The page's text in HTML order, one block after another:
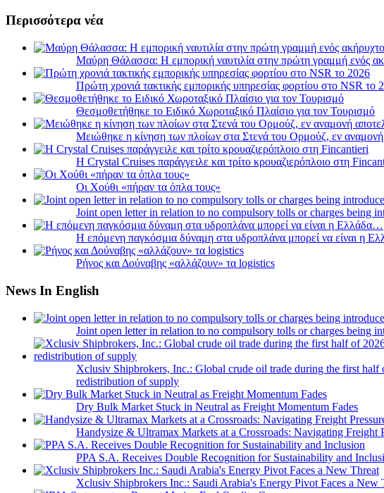
Περισσότερα νέα
Μαύρη Θάλασσα: Η εμπορική ναυτιλία στην πρώτη γραμμή ενός
Πρώτη χρονιά τακτικής εμπορικής υπηρεσίας φορτίου στο NSR το
Θεσμοθετήθηκε το Ειδικό Χωροταξικό Πλαίσιο για τον Τουρισμό
Μειώθηκε η κίνηση των πλοίων στα Στενά του Ορμούζ, εν
Η Crystal Cruises παράγγειλε και τρίτο κρουαζιερόπλοιο στη
Οι Χούθι «πήραν τα όπλα τους»
Joint open letter in relation to no compulsory tolls or charges being
Η επόμενη παγκόσμια δύναμη στα υδροπλάνα μπορεί να είναι η
Ρήνος και Δούναβης «αλλάζουν» τα logistics
News In English
Joint open letter in relation to no compulsory tolls or charges being
Xclusiv Shipbrokers, Inc.: Global crude oil trade during the first
redistribution of supply
Dry Bulk Market Stuck in Neutral as Freight Momentum Fades
Handysize & Ultramax Markets at a Crossroads: Navigating
PPA S.A. Receives Double Recognition for Sustainability and
Xclusiv Shipbrokers Inc.: Saudi Arabia's Energy Pivot Faces a New